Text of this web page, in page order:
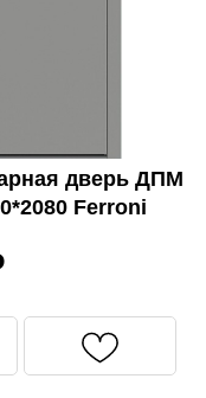
дверь ДПМ
Ferroni